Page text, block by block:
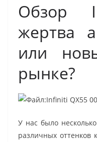
Обзор
жертва
или
рынке?
У нас было
различных оттенков